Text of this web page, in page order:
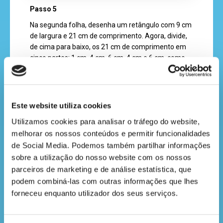
Este website utiliza cookies
Utilizamos cookies para analisar o tráfego do website,
melhorar os nossos conteúdos e permitir funcionalidades
de Social Media. Podemos também partilhar informações
sobre a utilização do nosso website com os nossos
parceiros de marketing e de análise estatística, que
podem combiná-las com outras informações que lhes
forneceu enquanto utilizador dos seus serviços.
Passo 5
Na segunda folha, desenha um retângulo com 9 cm
de largura e 21 cm de comprimento. Agora, divide,
de cima para baixo, os 21 cm de comprimento em
cinco partes: 1 cm, 4 cm, 6 cm, 4 cm e 6 cm, como
no exemplo. Traça essas divisões com a régua.
diferentes zonas do teu retângulo com A, B e C tal
como mostra a imagem. Coloca cola na zona C do
teu retângulo e cola-o nas costas da gata Renata.